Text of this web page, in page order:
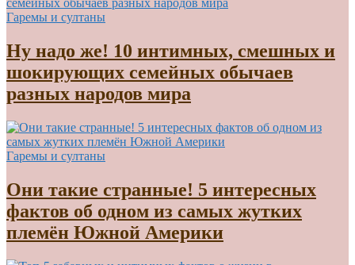
Гаремы и султаны
Ну надо же! 10 интимных, смешных и
шокирующих семейных обычаев
разных народов мира
Гаремы и султаны
Они такие странные! 5 интересных
фактов об одном из самых жутких
племён Южной Америки